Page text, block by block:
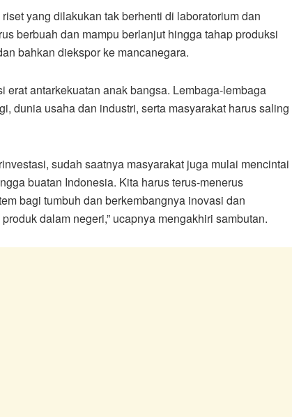
yang dilakukan tak berhenti di laboratorium dan
berbuah dan mampu berlanjut hingga tahap produksi
bahkan diekspor ke mancanegara.
antarkekuatan anak bangsa. Lembaga-lembaga
dunia usaha dan industri, serta masyarakat harus saling
sudah saatnya masyarakat juga mulai mencintai
buatan Indonesia. Kita harus terus-menerus
bagi tumbuh dan berkembangnya inovasi dan
dalam negeri,” ucapnya mengakhiri sambutan.